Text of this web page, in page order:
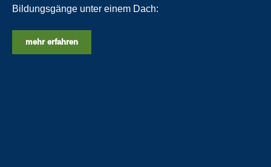
Bildungsgänge unter einem Dach:
mehr erfahren